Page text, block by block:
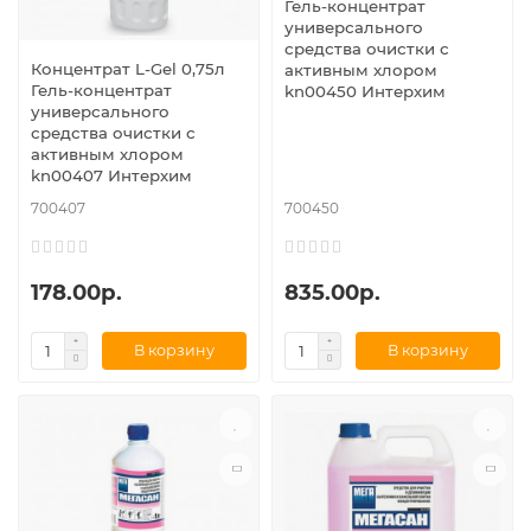
Концентрат L-Gel 0,75л
Гель-концентрат
универсального
средства очистки с
активным хлором
kn00407 Интерхим
700407
178.00р.
В корзину
Гель-концентрат
универсального
средства очистки с
активным хлором
kn00450 Интерхим
700450
835.00р.
В корзину